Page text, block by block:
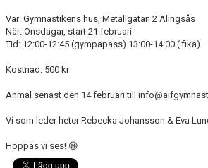
Var: Gymnastikens hus, Metallgatan 2 Alingsås
När: Onsdagar, start 21 februari
Tid: 12:00-12:45 (gympapass) 13:00-14:00 ( fika)
Kostnad: 500 kr
Anmäl senast den 14 februari till
Vi som leder heter Rebecka Johansson & Eva
Hoppas vi ses! 😀